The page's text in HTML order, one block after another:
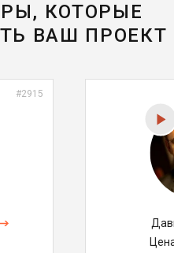
КОТОРЫЕ
ВАШ ПРОЕКТ
#2915